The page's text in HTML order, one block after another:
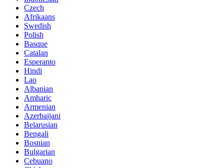
Czech
Afrikaans
Swedish
Polish
Basque
Catalan
Esperanto
Hindi
Lao
Albanian
Amharic
Armenian
Azerbaijani
Belarusian
Bengali
Bosnian
Bulgarian
Cebuano